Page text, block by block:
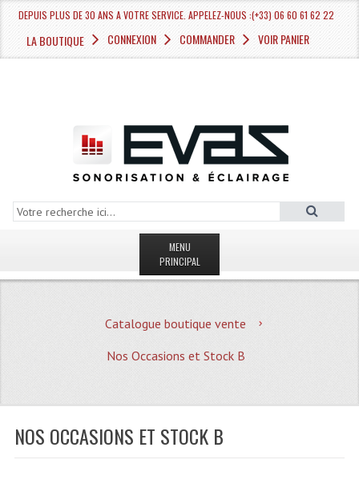
DEPUIS PLUS DE 30 ANS A VOTRE SERVICE. APPELEZ-NOUS :(+33) 06 60 61 62 22
LA BOUTIQUE CONNEXION COMMANDER VOIR PANIER
MENU
PRINCIPAL
MAGASIN
Quoi De Neuf?
Plan Acces, Horaires.
Catalogue boutique vente
Nos Occasions et Stock B
NOS OCCASIONS ET STOCK B